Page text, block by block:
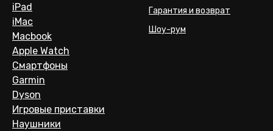
iPad
iMac
Macbook
Apple Watch
Смартфоны
Garmin
Dyson
Игровые приставки
Наушники
Гарантия и возврат
Шоу-рум